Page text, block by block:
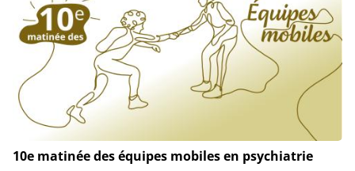
10e matinée des équipes mobiles en psychiatrie